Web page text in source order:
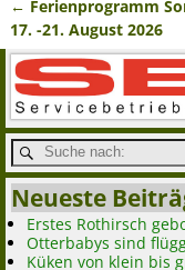
← Ferienprogramm
17. -21. August 2026
Neueste
Erstes Rothirsch
Otterbabys sind
Küken von klein bis